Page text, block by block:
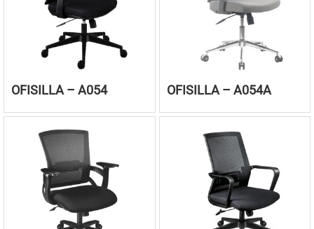
OFISILLA – A054 OFISILLA – A054A